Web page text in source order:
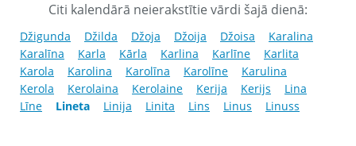
Citi kalendārā neierakstītie vārdi šajā dienā:
Džigunda Džilda Džoja Džoija Džoisa
Karalina
Karalīna
Karla Kārla Karlina Karlīne
Karlita
Karola
Karolina Karolīna Karolīne
Karulina
Kerola
Kerolaina Kerolaine Kerija Kerijs
Lina
Līne
Lineta Linija Linita Lins Linus Linuss